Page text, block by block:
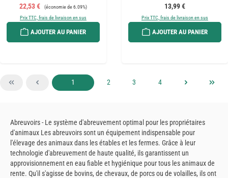
Prix de vente :
22,53 € Prix régulier :
(économie de 6.09%)
Prix TTC, frais de livraison en sus
AJOUTER AU PANIER
Prix régulier :
13,99 €
Prix TTC, frais de livraison en sus
AJOUTER AU PANIER
Page
1 Page
2 Page
3 Page
4
Abreuvoirs - Le système d'abreuvement optimal pour les propriétaires
d'animaux Les abreuvoirs sont un équipement indispensable pour
l'élevage des animaux dans les étables et les fermes. Grâce à leur
technologie d'abreuvement de haute qualité, ils garantissent un
approvisionnement en eau fiable et hygiénique pour tous les animaux de
rente. Qu'il s'agisse de bovins, de chevaux, de porcs ou de volailles, ils ont